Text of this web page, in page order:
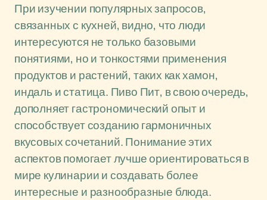
При изучении популярных запросов,
связанных с кухней, видно, что люди
интересуются не только базовыми
понятиями, но и тонкостями применения
продуктов и растений, таких как хамон,
индаль и статица. Пиво Пит, в свою очередь,
дополняет гастрономический опыт и
способствует созданию гармоничных
вкусовых сочетаний. Понимание этих
аспектов помогает лучше ориентироваться в
мире кулинарии и создавать более
интересные и разнообразные блюда.